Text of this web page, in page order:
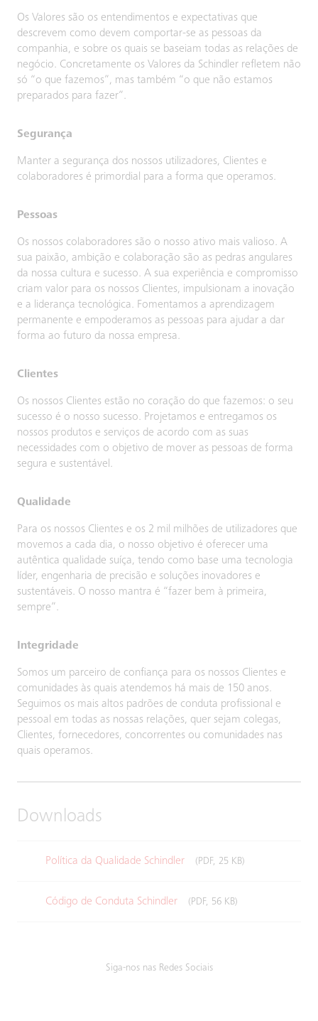
Os Valores são os entendimentos e expectativas que
descrevem como devem comportar-se as pessoas da
companhia, e sobre os quais se baseiam todas as relações de
negócio. Concretamente os Valores da Schindler refletem não
só “o que fazemos”, mas também “o que não estamos
preparados para fazer”.
Segurança
Manter a segurança dos nossos utilizadores, Clientes e
colaboradores é primordial para a forma que operamos.
Pessoas
Os nossos colaboradores são o nosso ativo mais valioso. A
sua paixão, ambição e colaboração são as pedras angulares
da nossa cultura e sucesso. A sua experiência e compromisso
criam valor para os nossos Clientes, impulsionam a inovação
e a liderança tecnológica. Fomentamos a aprendizagem
permanente e empoderamos as pessoas para ajudar a dar
forma ao futuro da nossa empresa.
Clientes
Os nossos Clientes estão no coração do que fazemos: o seu
sucesso é o nosso sucesso. Projetamos e entregamos os
nossos produtos e serviços de acordo com as suas
necessidades com o objetivo de mover as pessoas de forma
segura e sustentável.
Qualidade
Para os nossos Clientes e os 2 mil milhões de utilizadores que
movemos a cada dia, o nosso objetivo é oferecer uma
autêntica qualidade suíça, tendo como base uma tecnologia
líder, engenharia de precisão e soluções inovadores e
sustentáveis. O nosso mantra é “fazer bem à primeira,
sempre”.
Integridade
Somos um parceiro de confiança para os nossos Clientes e
comunidades às quais atendemos há mais de 150 anos.
Seguimos os mais altos padrões de conduta profissional e
pessoal em todas as nossas relações, quer sejam colegas,
Clientes, fornecedores, concorrentes ou comunidades nas
quais operamos.
Downloads
Política da Qualidade Schindler (PDF, 25 KB)
Código de Conduta Schindler (PDF, 56 KB)
Siga-nos nas Redes Sociais